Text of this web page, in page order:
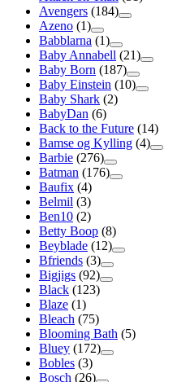
Avengers (184)
Azeno (1)
Babblarna (1)
Baby Annabell (21)
Baby Born (187)
Baby Einstein (10)
Baby Shark (2)
BabyDan (6)
Back to the Future (14)
Bamse og Kylling (4)
Barbie (276)
Batman (176)
Baufix (4)
Belmil (3)
Ben10 (2)
Betty Boop (8)
Beyblade (12)
Bfriends (3)
Bigjigs (92)
Black (123)
Blaze (1)
Bleach (75)
Blooming Bath (5)
Bluey (172)
Bobles (3)
Bosch (26)